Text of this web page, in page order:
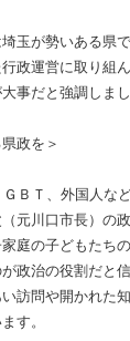
玉が勢いある県
政運営に取り組
事だと強調しまし
政を＞
ＢＴ、外国人な
元川口市長）の
庭の子どもたち
政治の役割だと
訪問や開かれた
す。